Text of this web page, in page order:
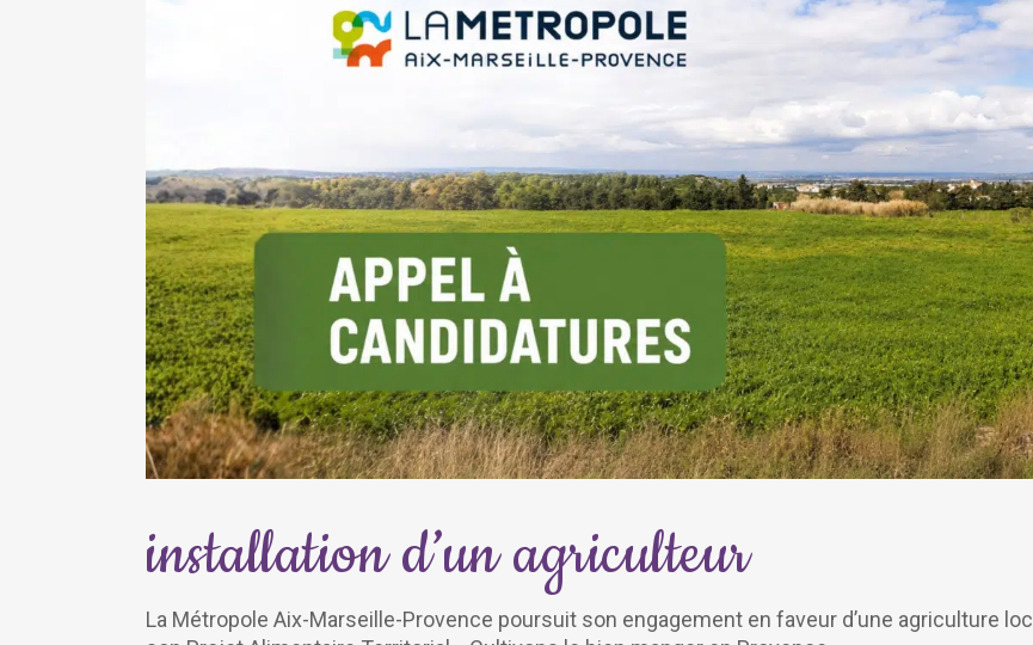
installation d’un agriculteur
La Métropole Aix-Marseille-Provence poursuit son engagement en faveur d’une agriculture